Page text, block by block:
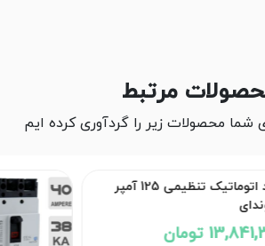
مرتبط
محصولات زیر را گردآوری کرده ایم
کلید اتوماتیک تنظیمی 125 آمپر
تومان